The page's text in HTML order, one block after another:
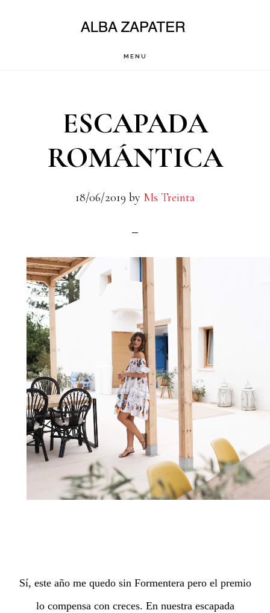
MENU
ESCAPADA
ROMÁNTICA
18/06/2019 by Ms Treinta
Sí, este año me quedo sin Formentera pero el premio
lo compensa con creces. En nuestra escapada